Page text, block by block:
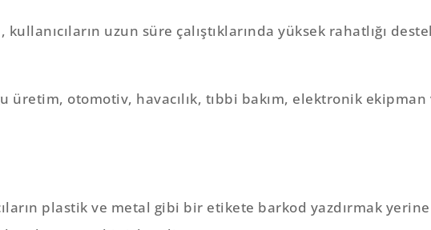
uzun süre çalıştıklarında yüksek rahatlığı
üretim, otomotiv, havacılık, tıbbi bakım, elektronik ekipman
plastik ve metal gibi bir etikete barkod yazdırmak